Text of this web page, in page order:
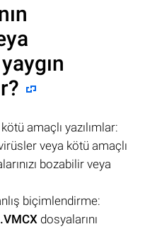
amaçlı yazılımlar:
veya kötü amaçlı
bozabilir veya
biçimlendirme:
.VMCX dosyalarını